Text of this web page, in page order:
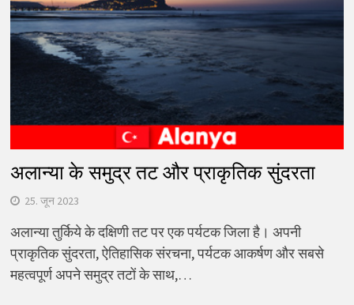
अलान्या के समुद्र तट और प्राकृतिक सुंदरता
25. जून 2023
अलान्या तुर्किये के दक्षिणी तट पर एक पर्यटक जिला है। अपनी
प्राकृतिक सुंदरता, ऐतिहासिक संरचना, पर्यटक आकर्षण और सबसे
महत्वपूर्ण अपने समुद्र तटों के साथ,…